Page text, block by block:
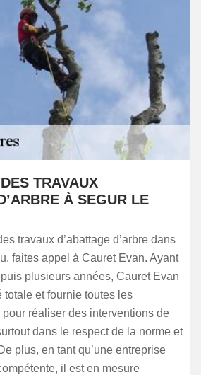
TRAVAUX
À SEGUR LE
travaux d’abattage d’arbre dans
faites appel à Cauret Evan. Ayant
plusieurs années, Cauret Evan
totale et fournie toutes les
réaliser des interventions de
dans le respect de la norme et
plus, en tant qu’une entreprise
il est en mesure